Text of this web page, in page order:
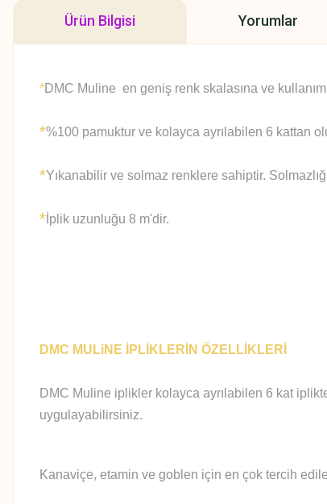
Ürün Bilgisi Yorumlar
*DMC Muline en geniş renk skalasına ve
*%100 pamuktur ve kolayca ayrılabilen 6 kattan
*Yıkanabilir ve solmaz renklere sahiptir. Solmazlığı
* İplik uzunluğu 8 m'dir.
DMC MULiNE İPLİKLERİN ÖZELLİKLERİ
DMC Muline iplikler kolayca ayrılabilen 6 kat
uygulayabilirsiniz.
Kanaviçe, etamin ve goblen için en çok tercih